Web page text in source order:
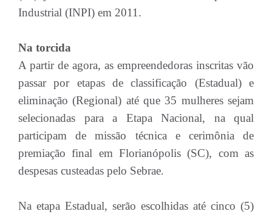
Industrial (INPI) em 2011.
Na torcida
A partir de agora, as empreendedoras inscritas vão
passar por etapas de classificação (Estadual) e
eliminação (Regional) até que 35 mulheres sejam
selecionadas para a Etapa Nacional, na qual
participam de missão técnica e cerimônia de
premiação final em Florianópolis (SC), com as
despesas custeadas pelo Sebrae.
Na etapa Estadual, serão escolhidas até cinco (5)